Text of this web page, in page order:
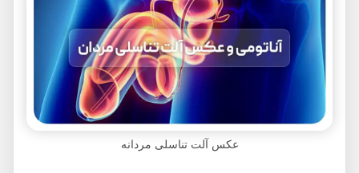
عکس آلت تناسلی مردانه